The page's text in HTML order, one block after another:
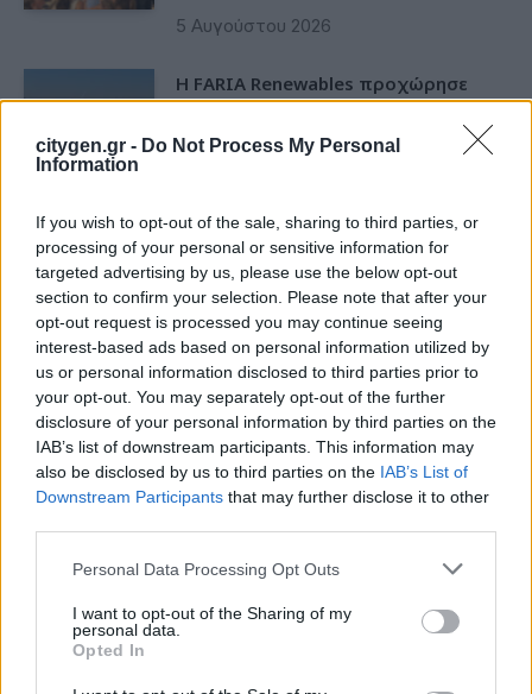
citygen.gr - Do Not Process My Personal
Information
If you wish to opt-out of the sale, sharing to third parties, or
processing of your personal or sensitive information for
targeted advertising by us, please use the below opt-out
section to confirm your selection. Please note that after your
opt-out request is processed you may continue seeing
interest-based ads based on personal information utilized by
us or personal information disclosed to third parties prior to
your opt-out. You may separately opt-out of the further
disclosure of your personal information by third parties on the
IAB’s list of downstream participants. This information may
also be disclosed by us to third parties on the IAB’s List of
Downstream Participants that may further disclose it to other
Personal Data Processing Opt Outs
I want to opt-out of the Sharing of my
personal data.
Opted In
5 Αυγούστου 2026
Η FARIA Renewables προχώρησε
στην ηλεκτροδότηση του αιολικού
πάρκου Faria Αίολος Λάρυμνα
ΥΠΕΝ: Διευρύνεται ο κατάλογος των
Προστατευόμενων Τοπίων σε 12
4 Αυγούστου 2026
Newsletter Citygen.gr
Λάβετε όλα τα τελευταία νέα από τον χώρο
Business και των ΟΤΑ